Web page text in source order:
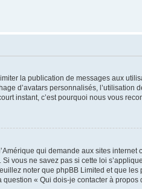
la publication de messages aux
d’avatars personnalisés,
instant, c’est pourquoi nous vous
qui demande aux sites
vous ne savez pas si cette loi
noter que phpBB Limited et que
« Qui dois-je contacter à